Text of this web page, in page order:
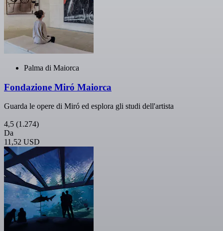
Palma di Maiorca
Fondazione Miró Maiorca
Guarda le opere di Miró ed esplora gli studi dell'artista
4,5 (1.274)
Da
11,52 USD